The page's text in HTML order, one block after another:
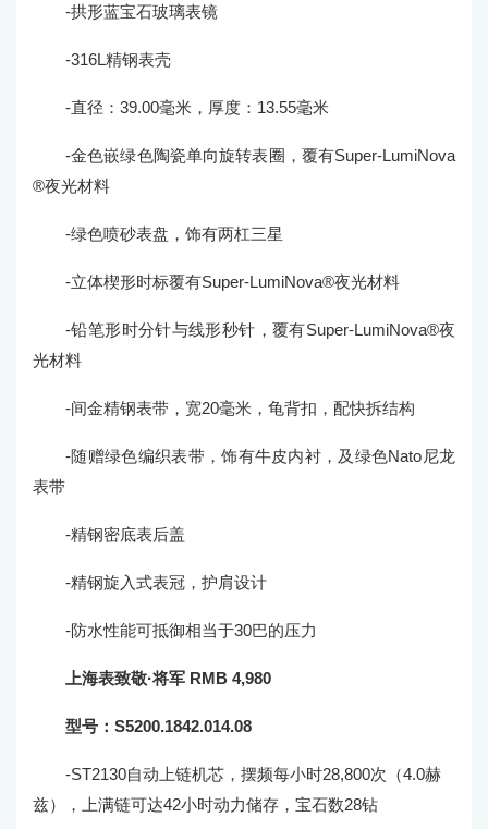
-拱形蓝宝石玻璃表镜
-316L精钢表壳
-直径：39.00毫米，厚度：13.55毫米
-金色嵌绿色陶瓷单向旋转表圈，覆有Super-LumiNova
®夜光材料
-绿色喷砂表盘，饰有两杠三星
-立体楔形时标覆有Super-LumiNova®夜光材料
-铅笔形时分针与线形秒针，覆有Super-LumiNova®夜
光材料
-间金精钢表带，宽20毫米，龟背扣，配快拆结构
-随赠绿色编织表带，饰有牛皮内衬，及绿色Nato尼龙
表带
-精钢密底表后盖
-精钢旋入式表冠，护肩设计
-防水性能可抵御相当于30巴的压力
上海表致敬·将军 RMB 4,980
型号：S5200.1842.014.08
-ST2130自动上链机芯，摆频每小时28,800次（4.0赫
兹），上满链可达42小时动力储存，宝石数28钻